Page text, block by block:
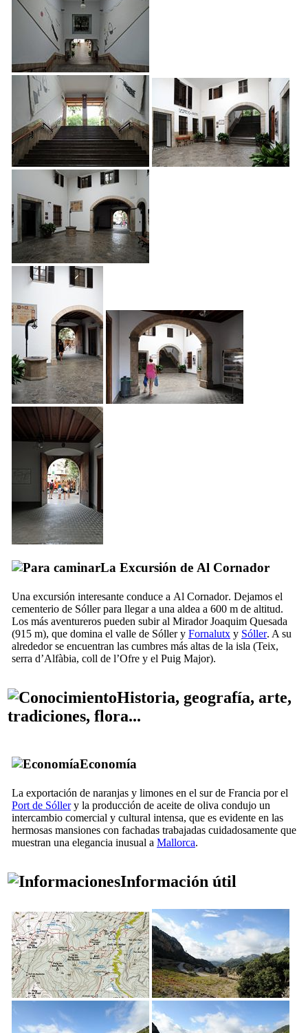
La Excursión de Al Cornador
Una excursión interesante conduce a Al Cornador. Dejamos el
cementerio de Sóllerpara llegar a una aldea a 600 m de altitud.
Los más aventureros pueden subir al Mirador Joaquim Quesada
(915 m), que domina el valle de Sóllery Fornalutx y Sóller. A su
alrededor se encuentran las cumbres más altas de la isla (Teix,
serra d’Alfàbia, coll de l’Ofre y el Puig Major).
Historia, geografía, arte,
tradiciones, flora...
Economía
La exportación de naranjas y limones en el sur de Francia por el
Port de Sóllery la producción de aceite de oliva condujo un
intercambio comercial y cultural intensa, que es evidente en las
hermosas mansiones con fachadas trabajadas cuidadosamente que
muestran una elegancia inusual a Mallorca.
Información útil